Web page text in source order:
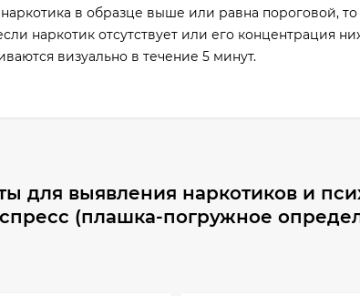
в образце выше или равна пороговой, то
наркотик отсутствует или его концентрация
визуально в течение 5 минут.
для выявления наркотиков и
(плашка-погружное